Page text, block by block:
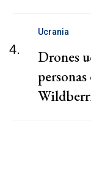
4.
Ucrania
Drones